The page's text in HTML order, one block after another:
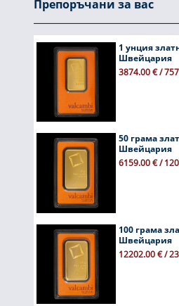
Препоръчани за вас
1 унция
Швейцария
3874.00 € /
50 грама
Швейцария
6159.00 € /
100 грама
Швейцария
12202.00 € /